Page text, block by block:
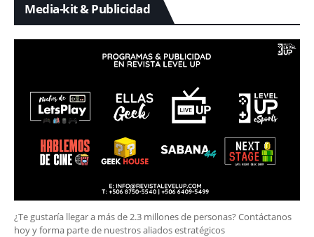
Media-kit & Publicidad
¿Te gustaría llegar a más de 2.3 millones de personas? Contáctanos
hoy y forma parte de nuestros aliados estratégicos